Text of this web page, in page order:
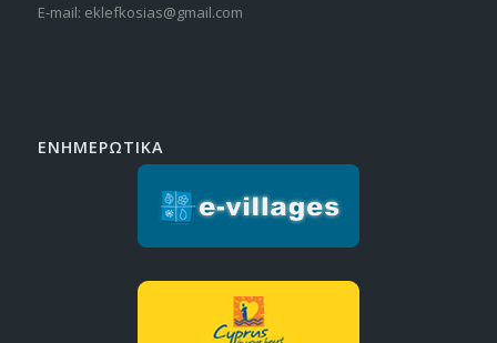
E-mail: eklefkosias@gmail.com
ΕΝΗΜΕΡΩΤΙΚΑ